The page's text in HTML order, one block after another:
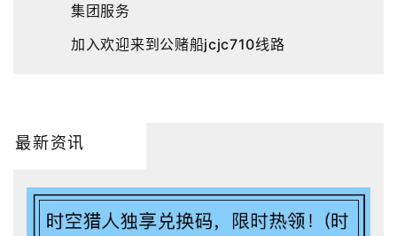
集团服务
加入欢迎来到公赌船jcjc710线路
最新资讯